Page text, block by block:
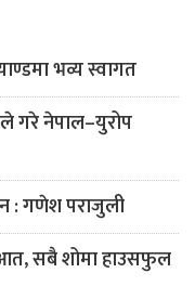
भव्य स्वागत
गरे नेपाल–युरोप
: गणेश पराजुली
सबै शोमा हाउसफुल